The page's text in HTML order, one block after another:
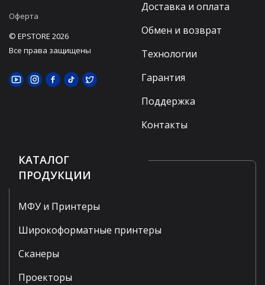
Оферта
© EPSTORE 2026
Все права защищены
Доставка и оплата
Обмен и возврат
Технологии
Гарантия
Поддержка
Контакты
КАТАЛОГ
ПРОДУКЦИИ
МФУ и Принтеры
Широкоформатные принтеры
Сканеры
Проекторы